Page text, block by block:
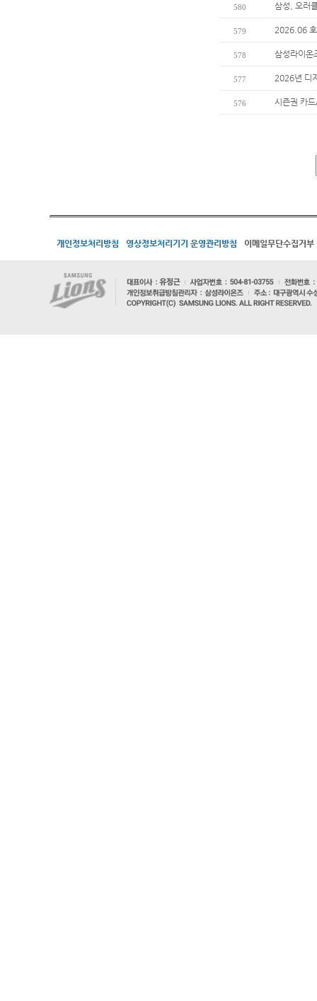
580 삼성, 오러
579 2026.06 호
578 삼성라이온
577 2026년 디
576 시즌권 카
개인정보처리방침 영상정보처리기기 운영관리방침 이메일무단수집거부